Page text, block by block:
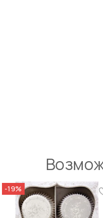
-19%